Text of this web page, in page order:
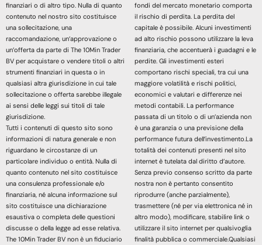
finanziari o di altro tipo. Nulla di quanto
contenuto nel nostro sito costituisce
una sollecitazione, una
raccomandazione, un’approvazione o
un’offerta da parte di The 10Min Trader
BV per acquistare o vendere titoli o altri
strumenti finanziari in questa o in
qualsiasi altra giurisdizione in cui tale
sollecitazione o offerta sarebbe illegale
ai sensi delle leggi sui titoli di tale
giurisdizione.
Tutti i contenuti di questo sito sono
informazioni di natura generale e non
riguardano le circostanze di un
particolare individuo o entità. Nulla di
quanto contenuto nel sito costituisce
una consulenza professionale e/o
finanziaria, né alcuna informazione sul
sito costituisce una dichiarazione
esaustiva o completa delle questioni
discusse o della legge ad esse relativa.
The 10Min Trader BV non è un fiduciario
fondi del mercato monetario comporta
il rischio di perdita. La perdita del
capitale è possibile. Alcuni investimenti
ad alto rischio possono utilizzare la leva
finanziaria, che accentuerà i guadagni e le
perdite. Gli investimenti esteri
comportano rischi speciali, tra cui una
maggiore volatilità e rischi politici,
economici e valutari e differenze nei
metodi contabili. La performance
passata di un titolo o di un’azienda non
è una garanzia o una previsione della
performance futura dell’investimento.La
totalità dei contenuti presenti nel sito
internet è tutelata dal diritto d’autore.
Senza previo consenso scritto da parte
nostra non è pertanto consentito
riprodurre (anche parzialmente),
trasmettere (né per via elettronica né in
altro modo), modificare, stabilire link o
utilizzare il sito internet per qualsivoglia
finalità pubblica o commerciale.Qualsiasi